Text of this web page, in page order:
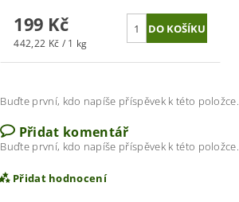
199 Kč
442,22 Kč / 1 kg
Buďte první, kdo napíše příspěvek k této položce.
Přidat komentář
Buďte první, kdo napíše příspěvek k této položce.
Přidat hodnocení